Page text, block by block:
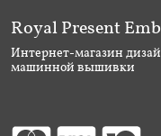
Royal Present
Интернет-магазин
машинной вышивки